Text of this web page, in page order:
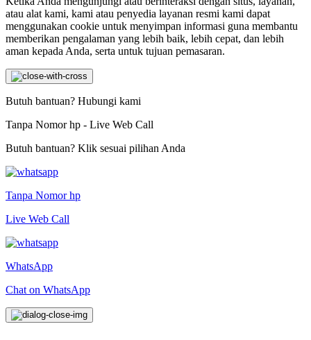
atau alat kami, kami atau penyedia layanan resmi kami dapat
menggunakan cookie untuk menyimpan informasi guna membantu
memberikan pengalaman yang lebih baik, lebih cepat, dan lebih
aman kepada Anda, serta untuk tujuan pemasaran.
Butuh bantuan? Hubungi kami
Tanpa Nomor hp - Live Web Call
Butuh bantuan? Klik sesuai pilihan Anda
Tanpa Nomor hp
Live Web Call
WhatsApp
Chat on WhatsApp